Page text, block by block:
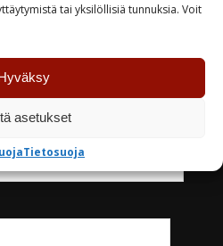
tai yksilöllisiä tunnuksia. Voit
asetukset
Tietosuoja